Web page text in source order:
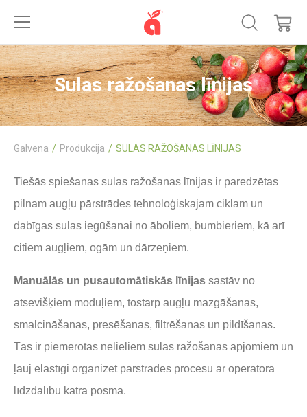
Sulas ražošanas līnijas
Galvena Produkcija SULAS RAŽOŠANAS LĪNIJAS
Tiešās spiešanas sulas ražošanas līnijas ir paredzētas
pilnam augļu pārstrādes tehnoloģiskajam ciklam un
dabīgas sulas iegūšanai no āboliem, bumbieriem, kā arī
citiem augļiem, ogām un dārzeņiem.
Manuālās un pusautomātiskās līnijas sastāv no
atsevišķiem moduļiem, tostarp augļu mazgāšanas,
smalcināšanas, presēšanas, filtrēšanas un pildīšanas.
Tās ir piemērotas nelieliem sulas ražošanas apjomiem un
ļauj elastīgi organizēt pārstrādes procesu ar operatora
līdzdalību katrā posmā.